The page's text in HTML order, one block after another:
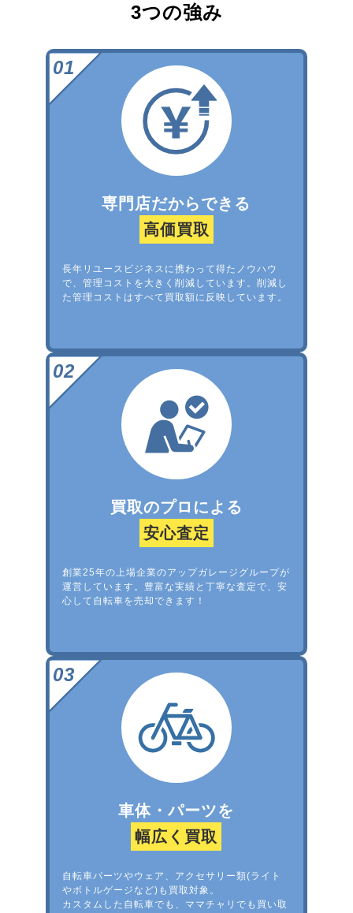
3つの強み
専門店だからできる
高価買取
長年リユースビジネスに携わって得たノウハウ
で、管理コストを大きく削減しています。削減し
た管理コストはすべて買取額に反映しています。
買取のプロによる
安心査定
創業25年の上場企業のアップガレージグループが
運営しています。豊富な実績と丁寧な査定で、安
心して自転車を売却できます！
車体・パーツを
幅広く買取
自転車パーツやウェア、アクセサリー類(ライト
やボトルゲージなど)も買取対象。
カスタムした自転車でも、ママチャリでも買い取